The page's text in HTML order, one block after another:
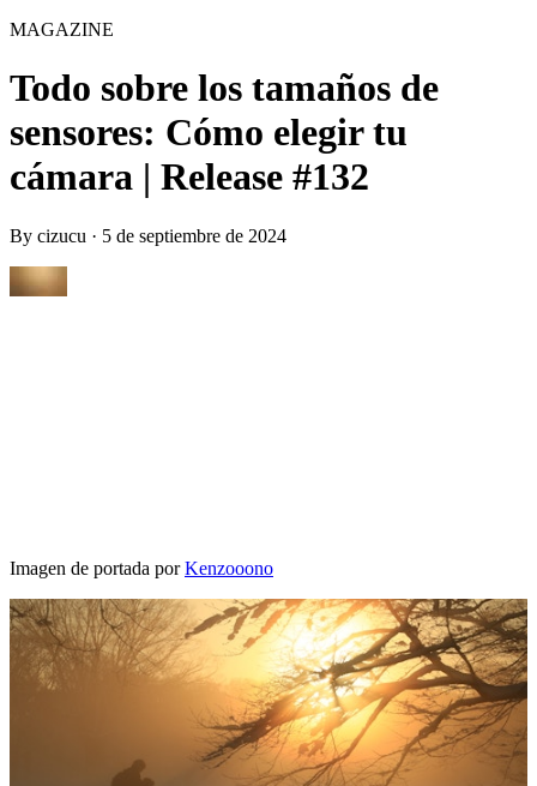
MAGAZINE
Todo sobre los tamaños de
sensores: Cómo elegir tu
cámara | Release #132
By cizucu · 5 de septiembre de 2024
Imagen de portada porKenzooono